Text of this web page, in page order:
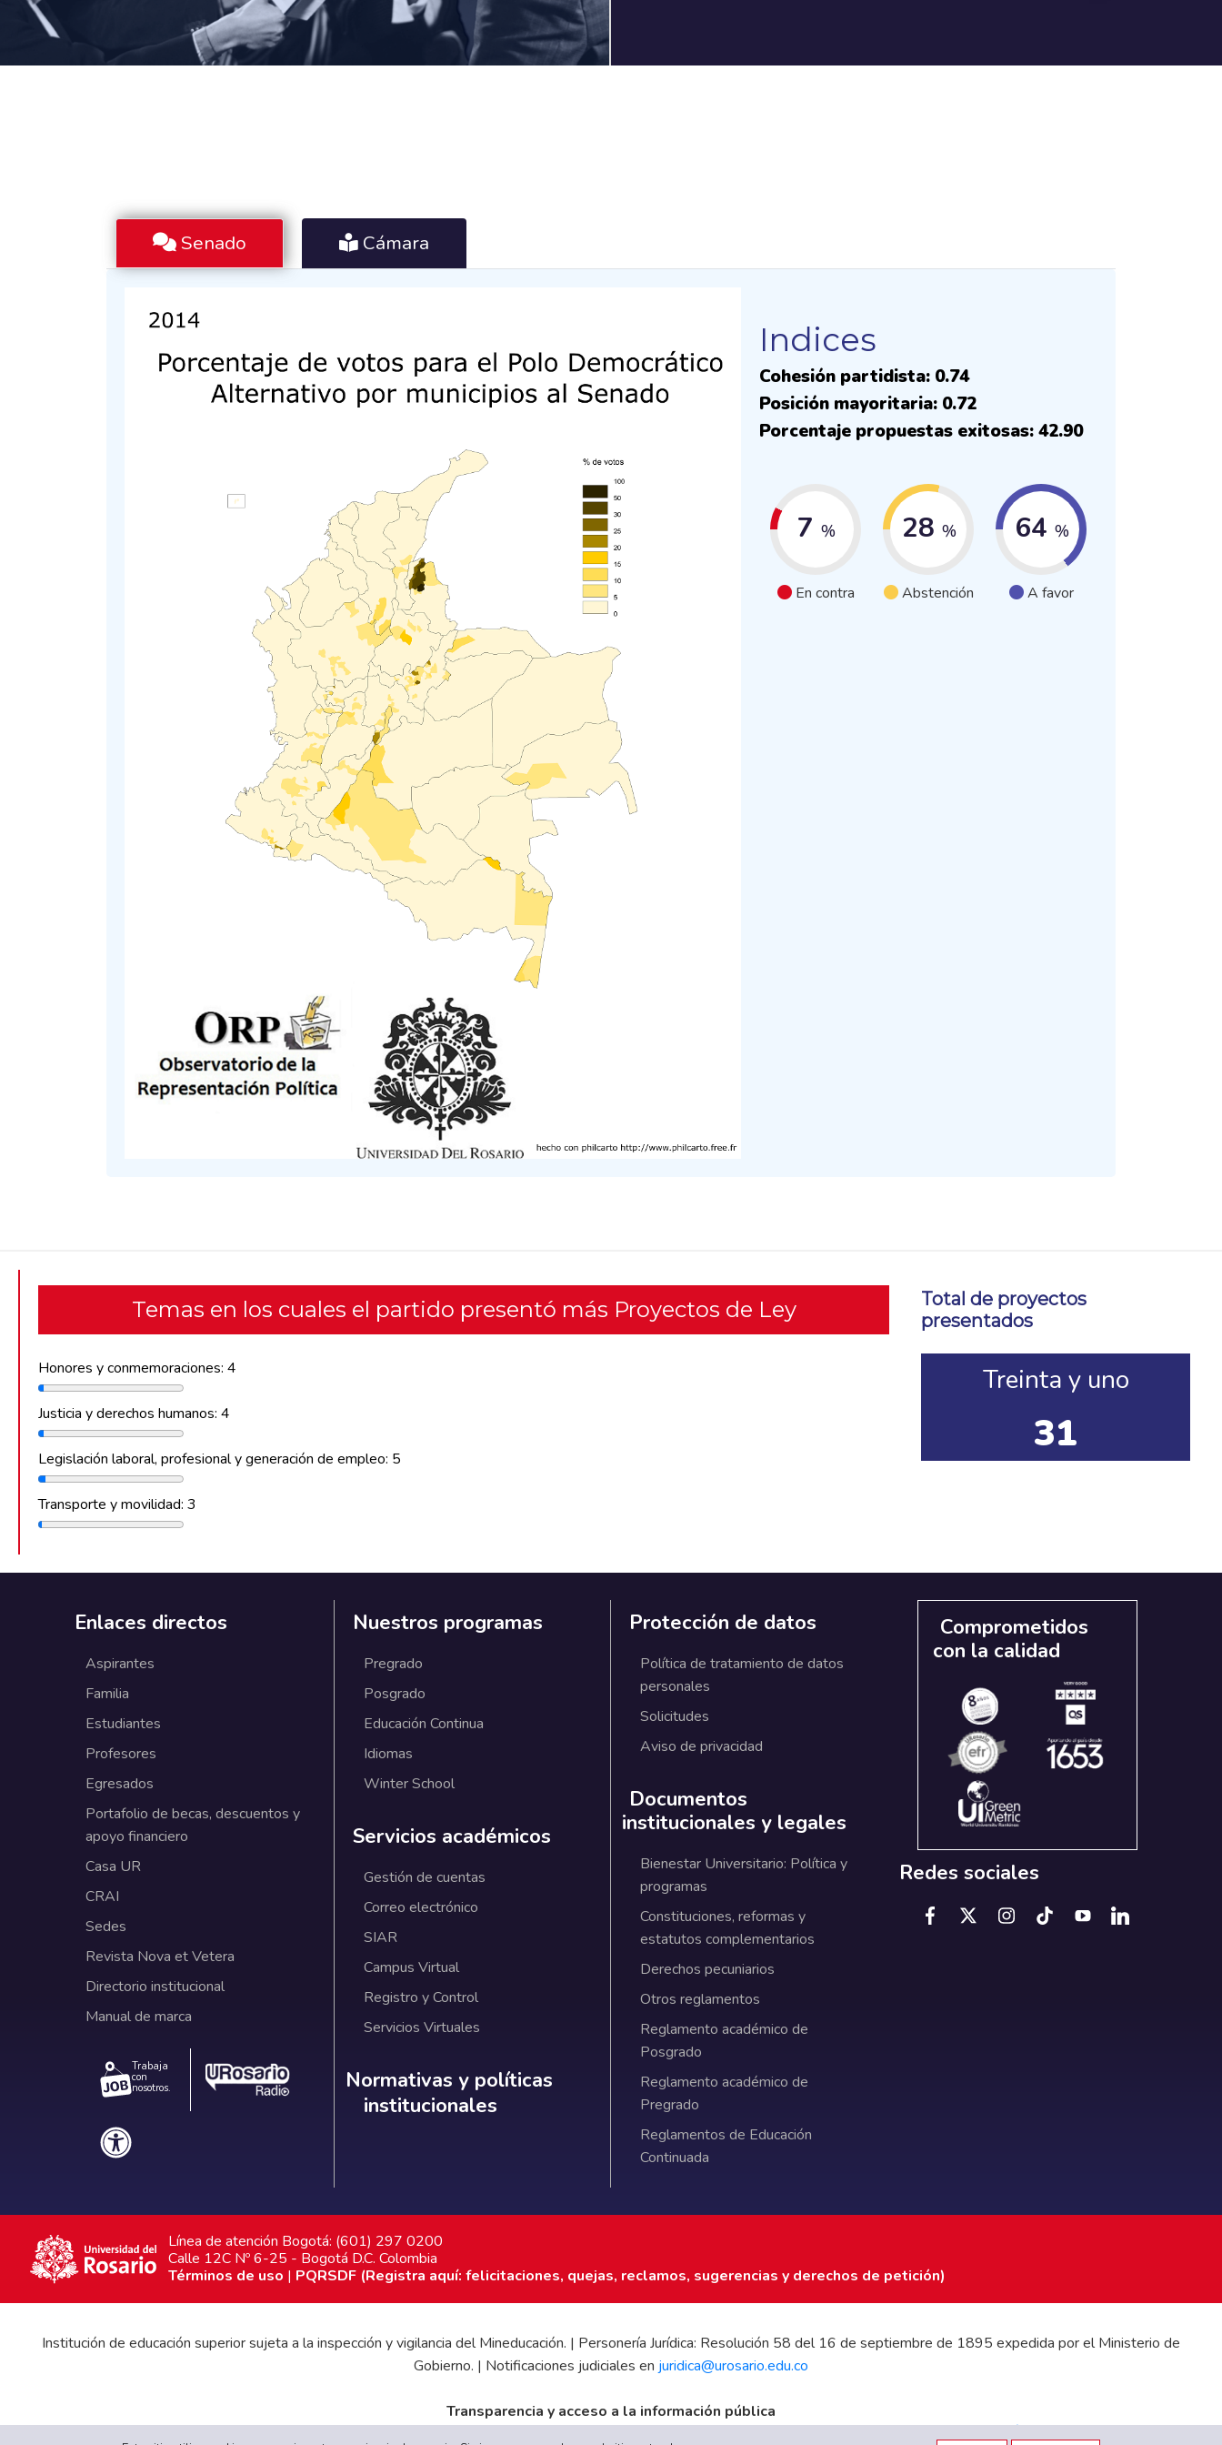
Senado Cámara
Indices
Cohesión partidista: 0.74
Posición mayoritaria: 0.72
Porcentaje propuestas exitosas: 42.90
7 %
En contra
28 %
Abstención
64 %
A favor
Temas en los cuales el partido presentó más Proyectos de Ley
Honores y conmemoraciones: 4
Justicia y derechos humanos: 4
Legislación laboral, profesional y generación de empleo: 5
Transporte y movilidad: 3
Total de proyectos
presentados
Treinta y uno
31
Enlaces directos
Aspirantes
Familia
Estudiantes
Profesores
Egresados
Portafolio de becas, descuentos y
apoyo financiero
Casa UR
CRAI
Sedes
Revista Nova et Vetera
Directorio institucional
Manual de marca
Trabaja
con
nosotros.
Nuestros programas
Pregrado
Posgrado
Educación Continua
Idiomas
Winter School
Servicios académicos
Gestión de cuentas
Correo electrónico
SIAR
Campus Virtual
Registro y Control
Servicios Virtuales
Normativas y políticas institucionales
Normativas y políticas
institucionales
Protección de datos
Política de tratamiento de datos
personales
Solicitudes
Aviso de privacidad
Documentos
institucionales y legales
Bienestar Universitario: Política y
programas
Constituciones, reformas y
estatutos complementarios
Derechos pecuniarios
Otros reglamentos
Reglamento académico de
Posgrado
Reglamento académico de
Pregrado
Reglamentos de Educación
Continuada
Comprometidos
con la calidad
Redes sociales
Línea de atención Bogotá: (601) 297 0200
Calle 12C Nº 6-25 - Bogotá D.C. Colombia
Términos de uso | PQRSDF (Registra aquí: felicitaciones, quejas, reclamos, sugerencias y derechos de petición)
Institución de educación superior sujeta a la inspección y vigilancia del Mineducación. | Personería Jurídica: Resolución 58 del 16 de septiembre de 1895 expedida por el Ministerio de
Gobierno. | Notificaciones judiciales en juridica@urosario.edu.co
Transparencia y acceso a la información pública
|Código de Ética|Canal de Integridad